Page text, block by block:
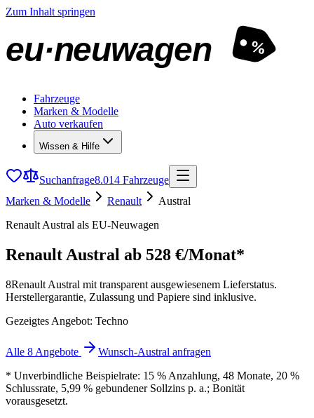
Zum Inhalt springen
eu·neuwagen %
Fahrzeuge
Marken & Modelle
Auto verkaufen
Wissen & Hilfe
Suchanfrage8.014 Fahrzeuge
Marken & Modelle
Renault
Austral
Renault Austral als EU-Neuwagen
Renault Austral ab 528 €/Monat*
8Renault Austral mit transparent ausgewiesenem Lieferstatus.
Herstellergarantie, Zulassung und Papiere sind inklusive.
Gezeigtes Angebot: Techno
Alle 8 Angebote
Wunsch-Austral anfragen
* Unverbindliche Beispielrate: 15 % Anzahlung, 48 Monate, 20 %
Schlussrate, 5,99 % gebundener Sollzins p. a.; Bonität
vorausgesetzt.